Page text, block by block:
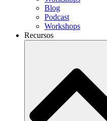
Blog
Podcast
Workshops
Recursos